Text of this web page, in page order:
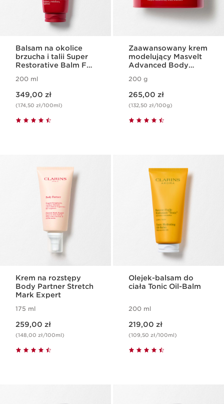
Balsam na okolice
brzucha i talii Super
Restorative Balm For
200 ml
349,00 zł
(174,50 zł/100ml)
Zaawansowany krem
modelujący Masvelt
Advanced Body
200 g
265,00 zł
(132,50 zł/100g)
Krem na rozstępy
Body Partner Stretch
Mark Expert
175 ml
259,00 zł
(148,00 zł/100ml)
Olejek-balsam do
ciała Tonic Oil-Balm
200 ml
219,00 zł
(109,50 zł/100ml)